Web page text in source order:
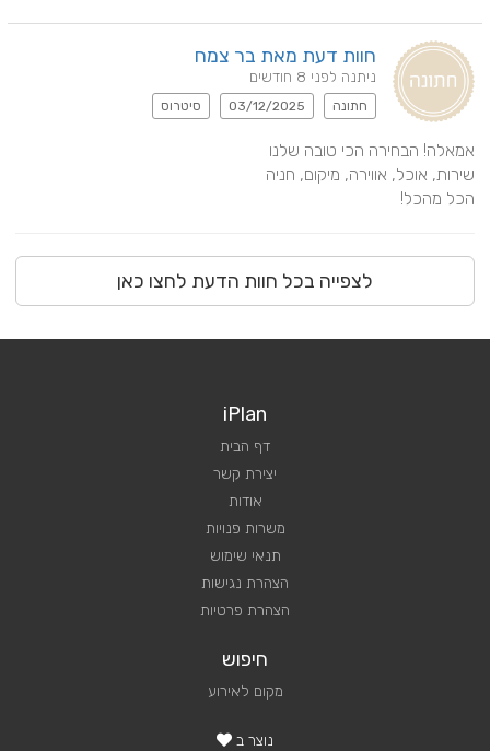
חוות דעת מאת בר צמח
ניתנה לפני 8 חודשים
חתונה 03/12/2025 סיטרוס
הכל מהכל!
לצפייה בכל חוות הדעת לחצו כאן
iPlan
דף הבית
יצירת קשר
אודות
משרות פנויות
תנאי שימוש
הצהרת נגישות
הצהרת פרטיות
חיפוש
מקום לאירוע
נוצר ב